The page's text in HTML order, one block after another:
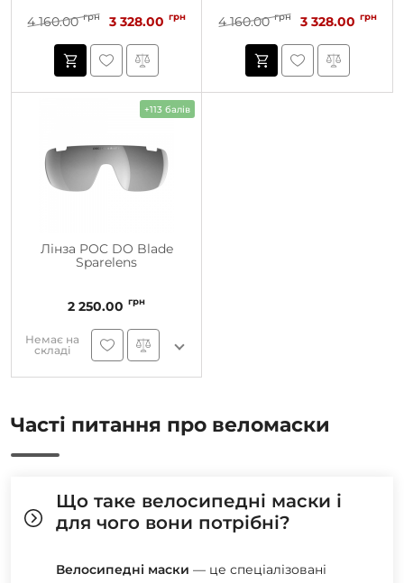
4 160.00 грн 3 328.00 грн 4 160.00 грн 3 328.00 грн
+113 балів
Лінза POC DO Blade
Sparelens
2 250.00 грн
Немає на
складі
Часті питання про веломаски
Що таке велосипедні маски і
для чого вони потрібні?
Велосипедні маски — це спеціалізовані